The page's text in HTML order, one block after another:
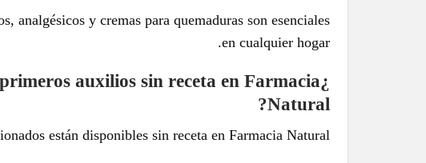
analgésicos y cremas para quemaduras son esenciales
en cualquier hogar.
auxilios sin receta en Farmacia
Natural?
están disponibles sin receta en Farmacia Natural.